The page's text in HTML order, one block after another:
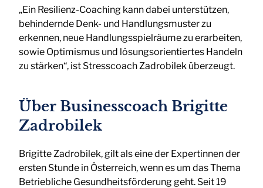
„Ein Resilienz-Coaching kann dabei unterstützen,
behindernde Denk- und Handlungsmuster zu
erkennen, neue Handlungsspielräume zu erarbeiten,
sowie Optimismus und lösungsorientiertes Handeln
zu stärken“, ist Stresscoach Zadrobilek überzeugt.
Über Businesscoach Brigitte
Zadrobilek
Brigitte Zadrobilek, gilt als eine der Expertinnen der
ersten Stunde in Österreich, wenn es um das Thema
Betriebliche Gesundheitsförderung geht. Seit 19